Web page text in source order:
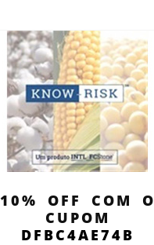
10% OFF COM O
CUPOM
DFBC4AE74B